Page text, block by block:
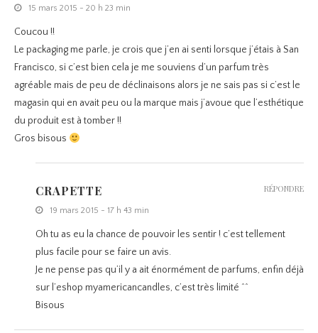
15 mars 2015 - 20 h 23 min
Coucou !!
Le packaging me parle, je crois que j’en ai senti lorsque j’étais à San
Francisco, si c’est bien cela je me souviens d’un parfum très
agréable mais de peu de déclinaisons alors je ne sais pas si c’est le
magasin qui en avait peu ou la marque mais j’avoue que l’esthétique
du produit est à tomber !!
Gros bisous
CRAPETTE
19 mars 2015 - 17 h 43 min
Oh tu as eu la chance de pouvoir les sentir ! c’est tellement
plus facile pour se faire un avis.
Je ne pense pas qu’il y a ait énormément de parfums, enfin déjà
sur l’eshop myamericancandles, c’est très limité ^^
Bisous
RÉPONDRE